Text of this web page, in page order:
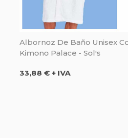
Albornoz De Baño Unisex
Kimono Palace - Sol's
Precio
33,88 € + IVA